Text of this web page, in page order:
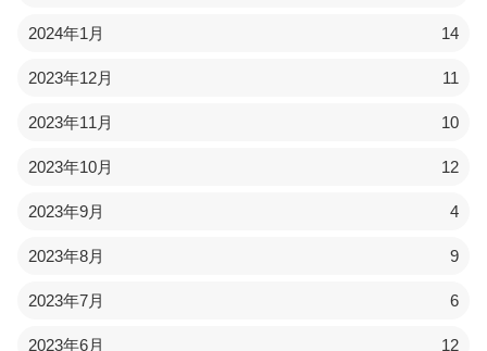
2024年1月 14
2023年12月 11
2023年11月 10
2023年10月 12
2023年9月 4
2023年8月 9
2023年7月 6
2023年6月 12